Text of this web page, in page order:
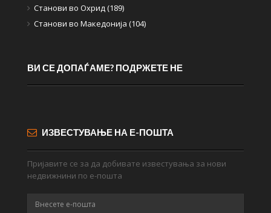
Станови во Охрид (189)
Станови во Македонија (104)
ВИ СЕ ДОПАЃАМЕ? ПОДРЖЕТЕ НЕ
ИЗВЕСТУВАЊЕ НА Е-ПОШТА
Пријавите се за да добивате известувања за нови
недвижнини по е-пошта